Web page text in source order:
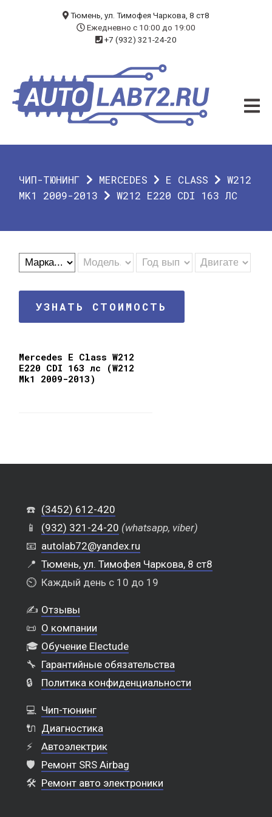
ЧИП-ТЮНИНГ
ДИАГНОСТИКА
О КОМПАНИИ
ГАРАНТИЯ
Тюмень, ул. Тимофея Чаркова, 8 ст8
Ежедневно с 10:00 до 19:00
+7 (932) 321-24-20
ЧИП-ТЮНИНГ MERCEDES E CLASS
W212
MK1 2009-2013
W212 E220 CDI 163 ЛС
УЗНАТЬ СТОИМОСТЬ
Mercedes E Class W212
E220 CDI 163 лс (W212
Mk1 2009-2013)
☎️ (3452) 612-420
📱
(932) 321-24-20 (whatsapp, viber)
📧 autolab72@yandex.ru
📍 Тюмень, ул. Тимофея Чаркова, 8 ст8
⏲️ Каждый день с 10 до 19
✍️ Отзывы
📜 О компании
🎓 Обучение Electude
🔧 Гарантийные обязательства
🔒
Политика конфиденциальности
💻 Чип-тюнинг
🔌 Диагностика
⚡
Автоэлектрик
🛡️ Ремонт SRS Airbag
🛠️ Ремонт авто электроники